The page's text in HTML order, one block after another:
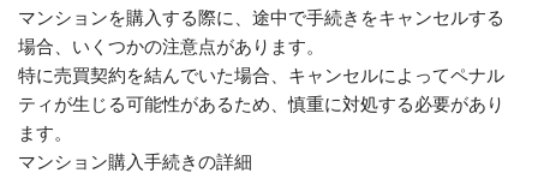
マンションを購入する際に、途中で手続きをキャンセルする
場合、いくつかの注意点があります。
特に売買契約を結んでいた場合、キャンセルによってペナル
ティが生じる可能性があるため、慎重に対処する必要があり
ます。
マンション購入手続きの詳細